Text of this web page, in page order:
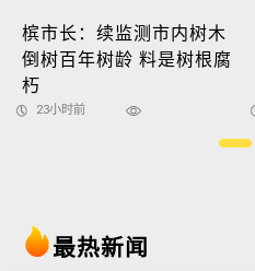
槟市长：续监测市内树木
倒树百年树龄 料是树根腐
朽
23小时前
最热新闻